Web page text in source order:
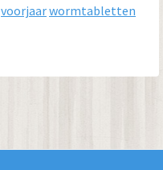
voorjaarwormtabletten